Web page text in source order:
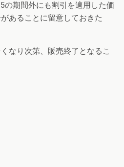
の期間外にも割引を適用した価
あることに留意しておきた
なり次第、販売終了となるこ